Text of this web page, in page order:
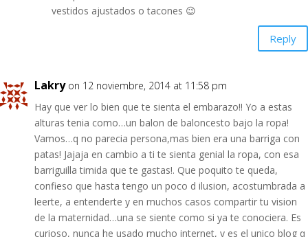
vestidos ajustados o tacones 😉
Reply
Lakry on 12 noviembre, 2014 at 11:58 pm
Hay que ver lo bien que te sienta el embarazo!! Yo a estas
alturas tenia como…un balon de baloncesto bajo la ropa!
Vamos…q no parecia persona,mas bien era una barriga con
patas! Jajaja en cambio a ti te sienta genial la ropa, con esa
barriguilla timida que te gastas!. Que poquito te queda,
confieso que hasta tengo un poco d ilusion, acostumbrada a
leerte, a entenderte y en muchos casos compartir tu vision
de la maternidad…una se siente como si ya te conociera. Es
curioso, nunca he usado mucho internet, y es el unico blog q